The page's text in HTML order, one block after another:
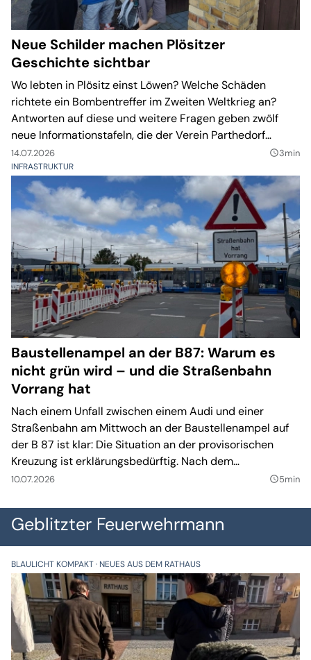
Neue Schilder machen Plösitzer
Geschichte sichtbar
Wo lebten in Plösitz einst Löwen? Welche Schäden
richtete ein Bombentreffer im Zweiten Weltkrieg an?
Antworten auf diese und weitere Fragen geben zwölf
neue Informationstafeln, die der Verein Parthedorf
Plösitz an historischen Orten im Tauchaer Ortsteil
anbringen lässt.
14.07.2026 query_builder3min
INFRASTRUKTUR
Baustellenampel an der B87: Warum es
nicht grün wird – und die Straßenbahn
Vorrang hat
Nach einem Unfall zwischen einem Audi und einer
Straßenbahn am Mittwoch an der Baustellenampel auf
der B 87 ist klar: Die Situation an der provisorischen
Kreuzung ist erklärungsbedürftig. Nach dem
Zusammenstoß wurde nun bereits nachgebessert.
10.07.2026 query_builder5min
Geblitzter Feuerwehrmann
BLAULICHT KOMPAKT NEUES AUS DEM RATHAUS